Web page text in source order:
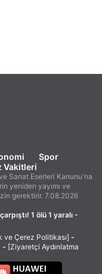
Spor
Vakitleri
Sanat Eserleri Kanunu'na
yeniden yayımı ve
gerektirir. 7.08.2026
1 ölü 1 yaralı -
ve Çerez Politikası] -
- [Ziyaretçi Aydınlatma